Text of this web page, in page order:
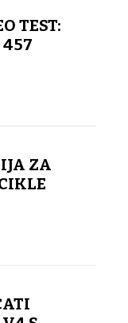
TEST:
457
ZA